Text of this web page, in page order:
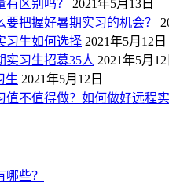
区别吗？
2021年5月13日
把握好暑期实习的机会？
习生如何选择 2021年5月12日
实习生招募35人 2021年5月12
生 2021年5月12日
不值得做？如何做好远程实
些？